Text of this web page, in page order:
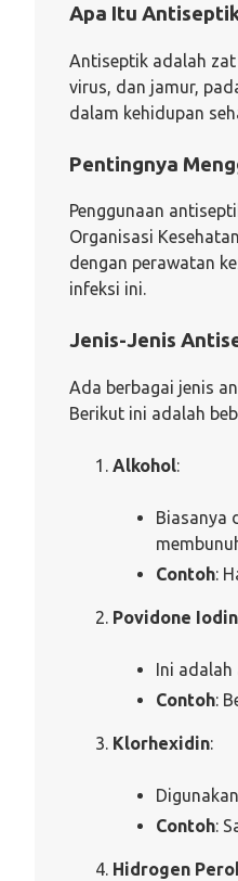
Apa Itu
Antiseptik adalah
virus, dan jamur,
dalam kehidupan
Pentingnya
Penggunaan
Organisasi
dengan perawatan
infeksi ini.
Jenis-Jenis
Ada berbagai jenis
Berikut ini adalah
Alkohol:
Biasanya
Contoh:
Povidone
Ini adalah
Contoh:
Klorhexidin:
Contoh:
Hidrogen